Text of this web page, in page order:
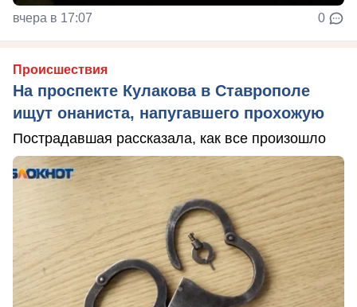
вчера в 17:07 0
Происшествия
На проспекте Кулакова в Ставрополе
ищут онаниста, напугавшего прохожую
Пострадавшая рассказала, как все произошло